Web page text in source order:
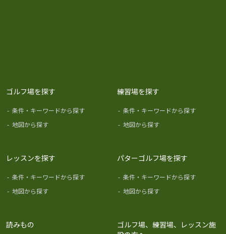
ゴルフ場を探す
- 条件・キーワードから探す
- 地図から探す
練習場を探す
- 条件・キーワードから探す
- 地図から探す
レッスンを探す
- 条件・キーワードから探す
- 地図から探す
パターゴルフ場を探す
- 条件・キーワードから探す
- 地図から探す
読みもの
ゴルフ場、練習場、レッスン施